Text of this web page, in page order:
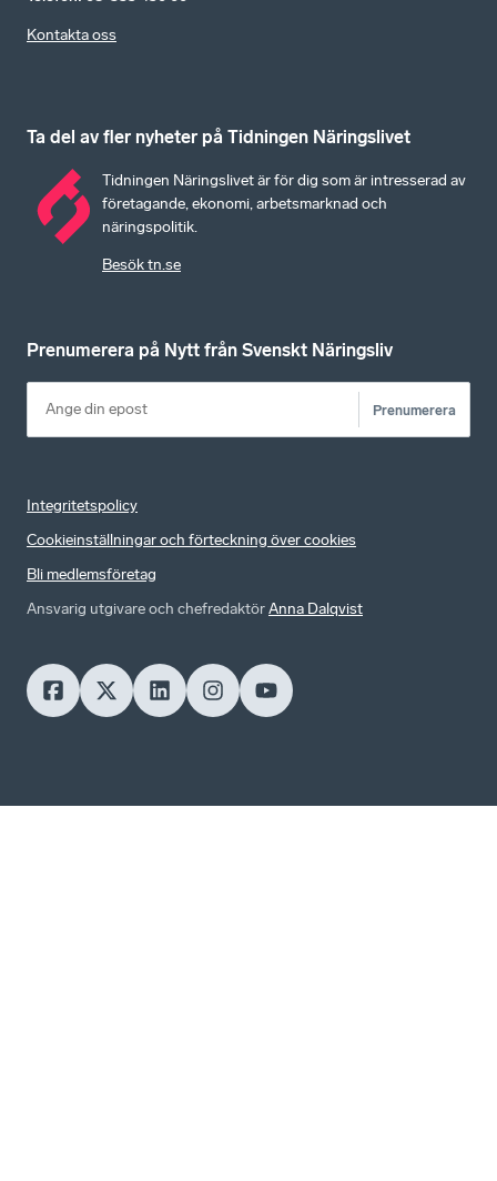
Kontakta oss
Ta del av fler nyheter på Tidningen Näringslivet
Tidningen Näringslivet är för dig som är intresserad av
företagande, ekonomi, arbetsmarknad och
näringspolitik.
Besök tn.se
Prenumerera på Nytt från Svenskt Näringsliv
Prenumerera
Integritetspolicy
Cookieinställningar och förteckning över cookies
Bli medlemsföretag
Ansvarig utgivare och chefredaktörAnna Dalqvist